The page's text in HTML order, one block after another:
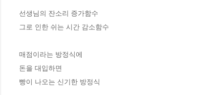
선생님의 잔소리 증가함수
그로 인한 쉬는 시간 감소함수
매점이라는 방정식에
돈을 대입하면
빵이 나오는 신기한 방정식